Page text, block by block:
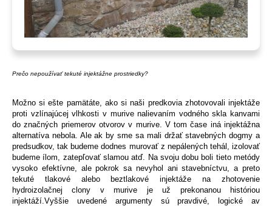
Prečo nepoužívať tekuté injektážne prostriedky?
Možno si ešte pamätáte, ako si naši predkovia zhotovovali injektáže
proti vzlínajúcej vlhkosti v murive nalievaním vodného skla kanvami
do značných priemerov otvorov v murive. V tom čase iná injektážna
alternatíva nebola. Ale ak by sme sa mali držať stavebných dogmy a
predsudkov, tak budeme dodnes murovať z nepálených tehál, izolovať
budeme ílom, zatepľovať slamou atď. Na svoju dobu boli tieto metódy
vysoko efektívne, ale pokrok sa nevyhol ani stavebníctvu, a preto
tekuté tlakové alebo beztlakové injektáže na zhotovenie
hydroizolačnej clony v murive je už prekonanou históriou
injektáží.Vyššie uvedené argumenty sú pravdivé, logické av